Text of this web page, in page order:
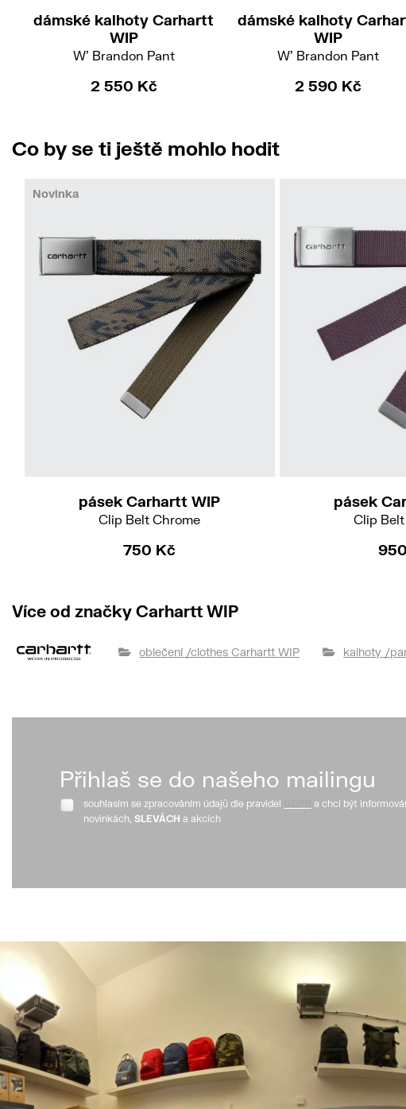
dámské kalhoty Carhartt
WIP
W' Brandon Pant
2 550 Kč
dámské kalhoty
WIP
W' Brandon Pant
2 590 Kč
Co by se ti ještě mohlo hodit
Novinka
pásek Carhartt WIP
Clip Belt Chrome
750 Kč
pásek
Clip
Více od značky Carhartt WIP
oblečení /clothes Carhartt WIP kalhoty /
Přihlaš se do našeho mailingu
souhlasím se zpracováním údajů dle pravidel
a chci být
novinkách, SLEVÁCH a akcích